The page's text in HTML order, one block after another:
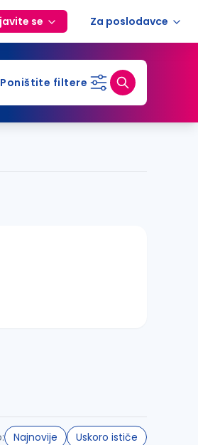
se Za poslodavce
Poništite filtere
Najnovije Uskoro ističe